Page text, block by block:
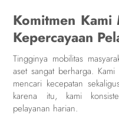
Komitmen Kami
Kepercayaan
Tingginya mobilitas
aset sangat berharga.
mencari kecepatan
karena itu, kami
pelayanan harian.